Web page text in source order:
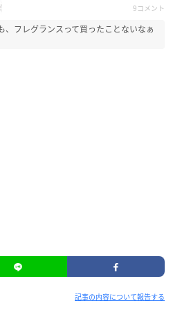
9コメント
、フレグランスって買ったことないなぁ
記事の内容について報告する